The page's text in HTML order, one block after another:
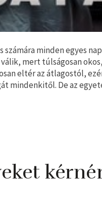
számára minden egyes
mert túlságosan
eltér az átlagostól,
mindenkitől. De az